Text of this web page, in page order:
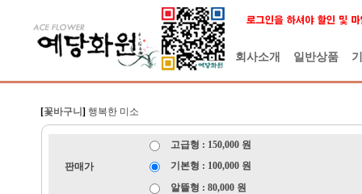
회사소개 일반상품
[꽃바구니 ] 행복한 미소
판매가
고급형 : 150,000 원
기본형 : 100,000 원
알뜰형 : 80,000 원